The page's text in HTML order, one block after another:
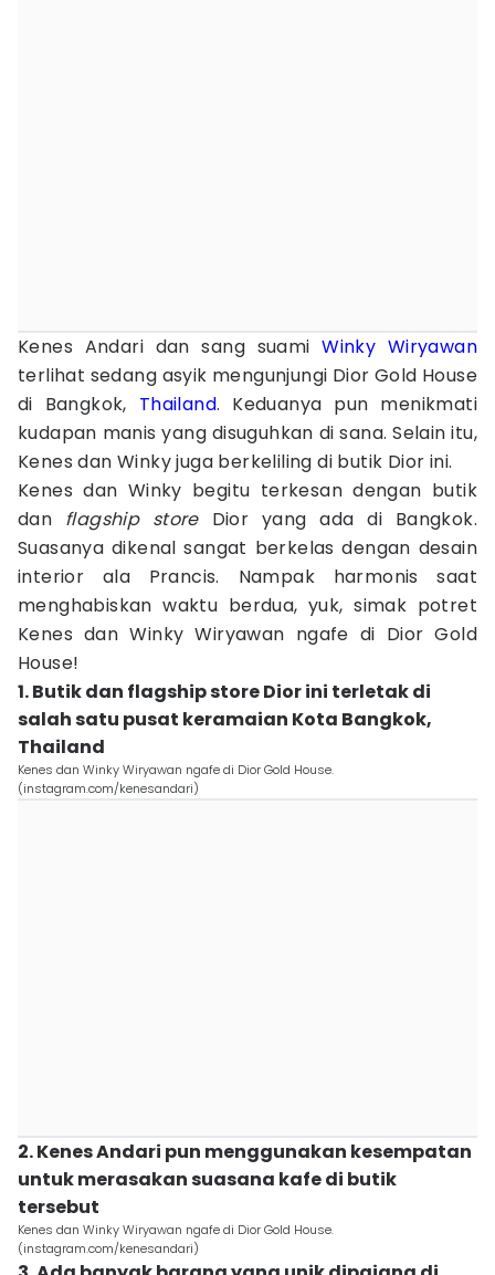
Kenes Andari dan sang suamiWinky Wiryawan
terlihat sedang asyik mengunjungi Dior Gold House
di Bangkok, Thailand. Keduanya pun menikmati
kudapan manis yang disuguhkan di sana. Selain itu,
Kenes dan Winky juga berkeliling di butik Dior ini.
Kenes dan Winky begitu terkesan dengan butik
dan flagship storeDior yang ada di Bangkok.
Suasanya dikenal sangat berkelas dengan desain
interior ala Prancis. Nampak harmonis saat
menghabiskan waktu berdua, yuk, simak potret
Kenes dan Winky Wiryawan ngafe di Dior Gold
House!
1. Butik dan flagship store Dior ini terletak di
salah satu pusat keramaian Kota Bangkok,
Thailand
Kenes dan Winky Wiryawan ngafe di Dior Gold House.
(instagram.com/kenesandari)
2. Kenes Andari pun menggunakan kesempatan
untuk merasakan suasana kafe di butik
tersebut
Kenes dan Winky Wiryawan ngafe di Dior Gold House.
(instagram.com/kenesandari)